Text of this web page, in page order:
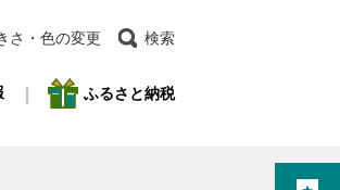
さ・色の変更 検索
ふるさと納税